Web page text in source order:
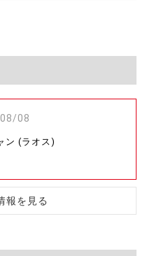
08
ン (ラオス)
報を見る